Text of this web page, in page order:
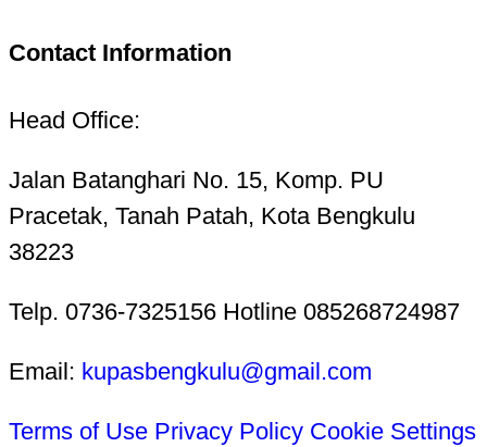
Contact Information
Head Office:
Jalan Batanghari No. 15, Komp. PU
Pracetak, Tanah Patah, Kota Bengkulu
38223
Telp. 0736-7325156 Hotline 085268724987
Email: kupasbengkulu@gmail.com
Terms of Use Privacy Policy Cookie Settings